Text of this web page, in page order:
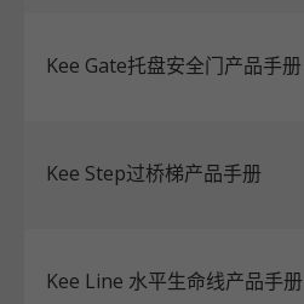
Kee Gate托盘安全门产品手册
Kee Step过桥梯产品手册
Kee Line 水平生命线产品手册